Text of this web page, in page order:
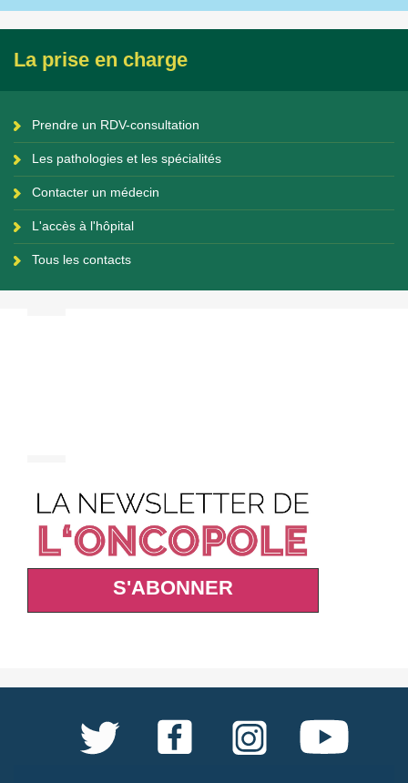
La prise en charge
Prendre un RDV-consultation
Les pathologies et les spécialités
Contacter un médecin
L'accès à l'hôpital
Tous les contacts
S'ABONNER